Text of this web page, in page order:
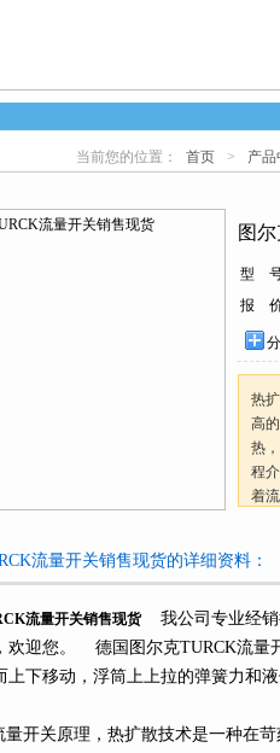
当前您的位置： 首页 > 产品
图
型 号
报 价
热
高
热
程
着
流量开关销售现货的详细资料：
流量开关销售现货
我公司专业经
欢迎您。 德国图尔克TURCK流量
上下移动，浮筒上上拉的弹簧力和
开关原理，热扩散技术是一种在